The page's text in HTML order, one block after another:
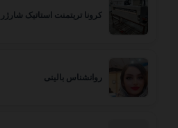
کرونا تریتمنت استاتیک شارژر
روانشناس بالینی